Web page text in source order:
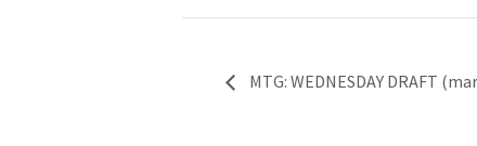
MTG: WEDNESDAY DRAFT